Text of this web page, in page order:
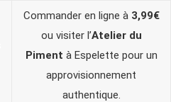
Commander en ligne à 3,99€
ou visiter l’Atelier du
Piment à Espelette pour un
approvisionnement
authentique.